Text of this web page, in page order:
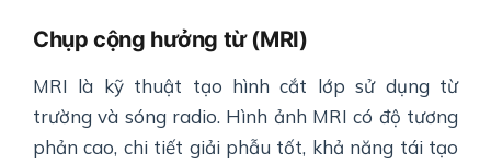
Chụp cộng hưởng từ (MRI)
MRI là kỹ thuật tạo hình cắt lớp sử dụng từ
trường và sóng radio. Hình ảnh MRI có độ tương
phản cao, chi tiết giải phẫu tốt, khả năng tái tạo